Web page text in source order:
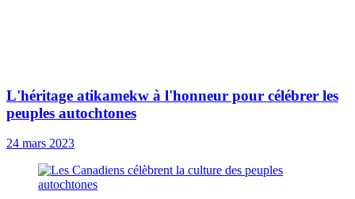
L'héritage atikamekw à l'honneur pour célébrer les
peuples autochtones
24 mars 2023